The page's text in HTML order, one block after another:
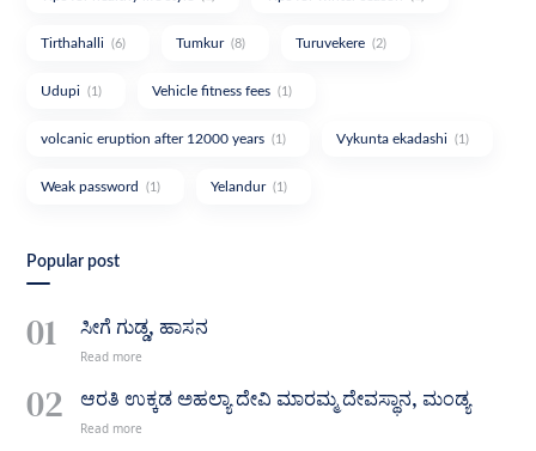
Tirthahalli (6) Tumkur (8) Turuvekere (2)
Udupi (1) Vehicle fitness fees (1)
volcanic eruption after 12000 years (1) Vykunta ekadashi (1)
Weak password (1) Yelandur (1)
Popular post
ಸೀಗೆ ಗುಡ್ಡ, ಹಾಸನ
ಆರತಿ ಉಕ್ಕಡ ಅಹಲ್ಯಾ ದೇವಿ ಮಾರಮ್ಮ ದೇವಸ್ಥಾನ, ಮಂಡ್ಯ